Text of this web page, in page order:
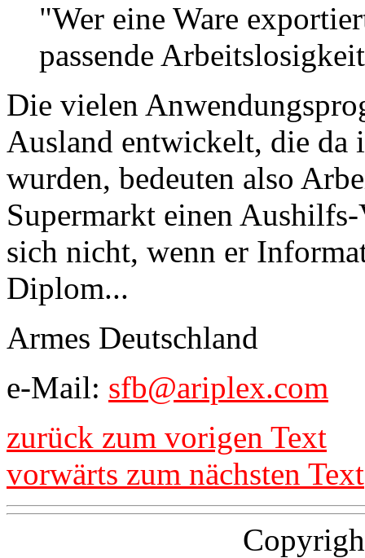
"Wer eine Ware
passende
Die vielen
Ausland entwickelt, die
wurden, bedeuten also
Supermarkt einen
sich nicht, wenn er
Diplom...
Armes Deutschland
e-Mail: sfb@ariplex.com
zurück zum vorigen Text
vorwärts zum nächsten Text